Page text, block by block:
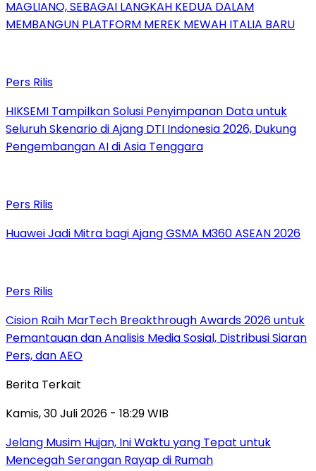
MAGLIANO, SEBAGAI LANGKAH KEDUA DALAM
MEMBANGUN PLATFORM MEREK MEWAH ITALIA BARU
Pers Rilis
HIKSEMI Tampilkan Solusi Penyimpanan Data untuk
Seluruh Skenario di Ajang DTI Indonesia 2026, Dukung
Pengembangan AI di Asia Tenggara
Pers Rilis
Huawei Jadi Mitra bagi Ajang GSMA M360 ASEAN 2026
Pers Rilis
Cision Raih MarTech Breakthrough Awards 2026 untuk
Pemantauan dan Analisis Media Sosial, Distribusi Siaran
Pers, dan AEO
Berita Terkait
Kamis, 30 Juli 2026 - 18:29 WIB
Jelang Musim Hujan, Ini Waktu yang Tepat untuk
Mencegah Serangan Rayap di Rumah